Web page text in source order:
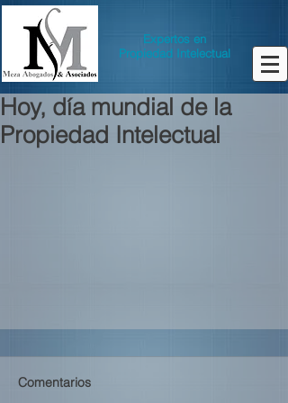
Expertos en
Propiedad Intelectual
Hoy, día mundial de la
Propiedad Intelectual
Comentarios